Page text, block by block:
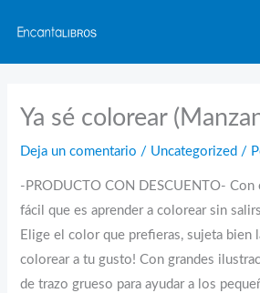
contenido
Ya sé colorear
Deja un comentario / Uncategorized /
-PRODUCTO CON DESCUENTO-
fácil que es aprender a colorear sin
Elige el color que prefieras, sujeta bien
colorear a tu gusto! Con grandes
de trazo grueso para ayudar a los